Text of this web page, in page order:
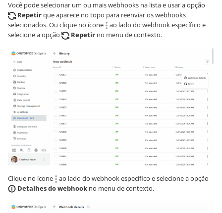
Você pode selecionar um ou mais webhooks na lista e usar a opção
Repetirque aparece no topo para reenviar os webhooks
selecionados. Ou clique no ícone
ao lado do webhook específico e
selecione a opção
Repetir no menu de contexto.
Clique no ícone
ao lado do webhook específico e selecione a opção
Detalhes do webhook no menu de contexto.